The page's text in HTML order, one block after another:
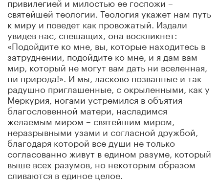
святейшей теологии. Теология укажет нам путь
к миру и поведет как провожатый. Издали
увидев нас, спешащих, она воскликнет:
«Подойдите ко мне, вы, которые находитесь в
затруднении, подойдите ко мне, и я дам вам
мир, который не могут вам дать ни вселенная,
ни природа!». И мы, ласково позванные и так
радушно приглашенные, с окрыленными, как у
Меркурия, ногами устремился в объятия
благословенной матери, насладимся
желаемым миром – святейшим миром,
неразрывными узами и согласной дружбой,
благодаря которой все души не только
согласованно живут в едином разуме, который
выше всех разумов, но некоторым образом
сливаются в единое целое.